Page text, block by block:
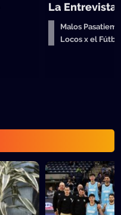
La
Malos
Locos x el